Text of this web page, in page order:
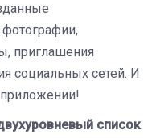
фотографии,
приглашения
социальных сетей. И
список